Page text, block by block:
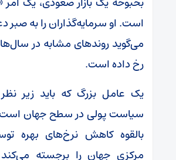
است. او سرمایه‌گذاران را به صبر
می‌گوید روندهای مشابه در
رخ داده است.
یک عامل بزرگ که باید زیر
سیاست پولی در سطح جهان
بالقوه کاهش نرخ‌های بهره
مرکزی جهان را برجسته